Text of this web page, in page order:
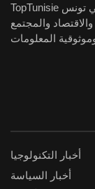
TopTunisie هو موقع إعلامي رقمي مخصص لتغطية الأخبار في تونس
والمجتمع
أخبار التكنولوجيا
أخبار السياسة